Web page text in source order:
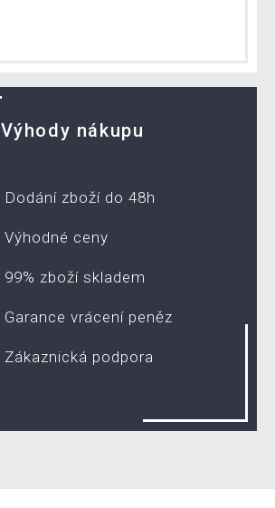
Výhody nákupu
Dodání zboží do 48h
Výhodné ceny
99% zboží skladem
Garance vrácení peněz
Zákaznická podpora